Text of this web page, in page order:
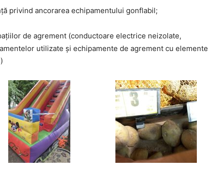
privind ancorarea echipamentului gonflabil;
de agrement (conductoare electrice neizolate,
utilizate și echipamente de agrement cu elemente